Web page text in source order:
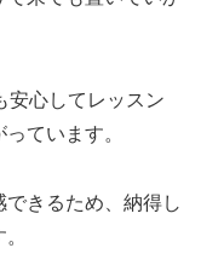
安心してレッスン
ています。
きるため、納得し